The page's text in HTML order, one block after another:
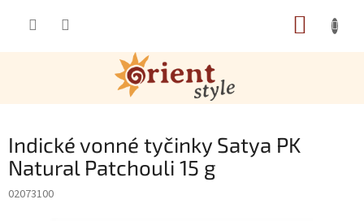
Indické vonné tyčinky Satya PK
Natural Patchouli 15 g
02073100